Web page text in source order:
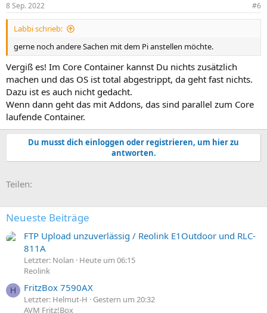
8 Sep. 2022 #6
Labbi schrieb:
gerne noch andere Sachen mit dem Pi anstellen möchte.
Vergiß es! Im Core Container kannst Du nichts zusätzlich
machen und das OS ist total abgestrippt, da geht fast nichts.
Dazu ist es auch nicht gedacht.
Wenn dann geht das mit Addons, das sind parallel zum Core
laufende Container.
Du musst dich einloggen oder registrieren, um hier zu
antworten.
Teilen:
Neueste Beiträge
FTP Upload unzuverlässig / Reolink E1Outdoor und RLC-
811A
Letzter: Nolan
Heute um 06:15
Reolink
H FritzBox 7590AX
Letzter: Helmut-H
Gestern um 20:32
AVM Fritz!Box